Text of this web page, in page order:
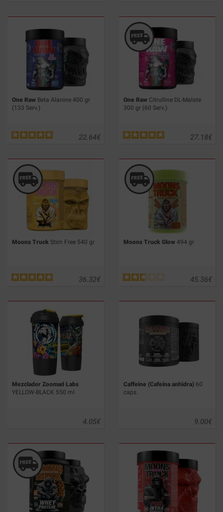
One Raw Beta Alanine 400 gr
(133 Serv.)
€
22.64
One Raw Citrulline DL-Malate
300 gr (60 Serv.)
€
27.18
Moons Truck Stim Free 540 gr
€
36.32
Moons Truck Glow 494 gr
€
45.36
Mezclador Zoomad Labs
YELLOW-BLACK 550 ml
€
4.05
Caffeine (Cafeína anhidra) 60
caps.
€
9.00